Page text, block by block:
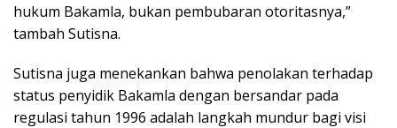
hukum Bakamla, bukan pembubaran otoritasnya,”
tambah Sutisna.
Sutisna juga menekankan bahwa penolakan terhadap
status penyidik Bakamla dengan bersandar pada
regulasi tahun 1996 adalah langkah mundur bagi visi